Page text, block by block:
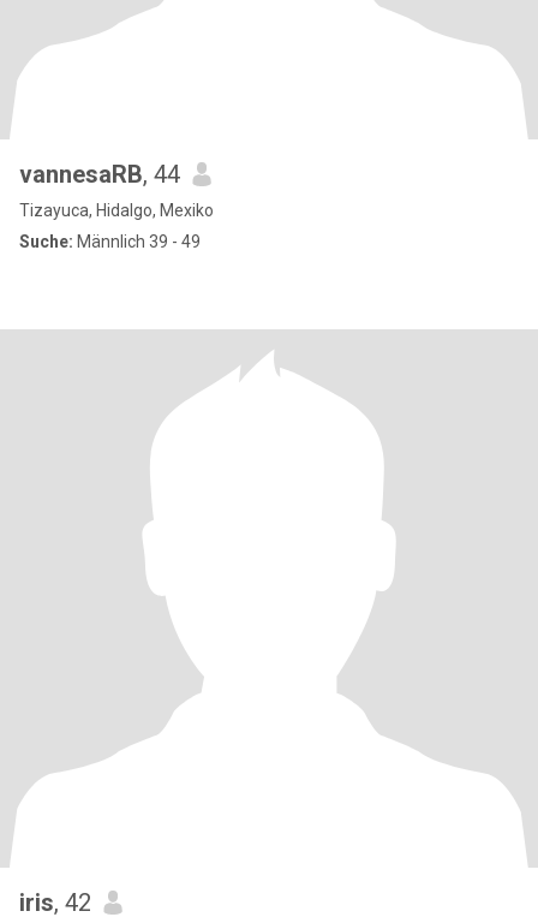
vannesaRB, 44
Tizayuca, Hidalgo, Mexiko
Suche: Männlich 39 - 49
iris, 42